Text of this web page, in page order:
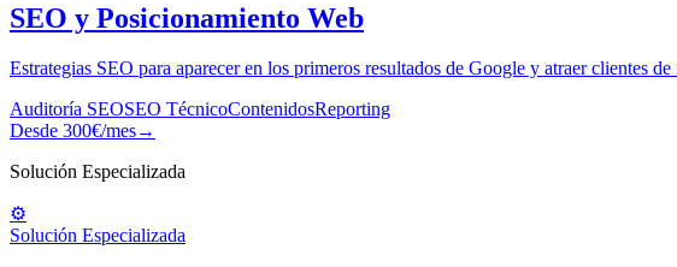
SEO y Posicionamiento Web
Estrategias SEO para aparecer en los primeros resultados de Google y atraer clientes
Auditoría SEOSEO TécnicoContenidosReporting
Desde 300€/mes→
Solución Especializada
⚙️
Solución Especializada